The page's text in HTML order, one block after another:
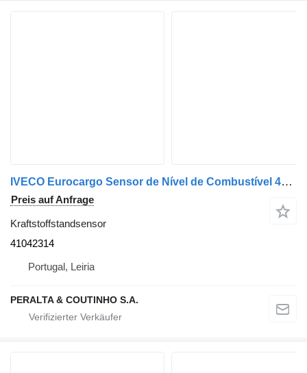
IVECO Eurocargo Sensor de Nível de Combustível 41042314 Kraftstoffstandsensor für IVECO LKW
Preis auf Anfrage
Kraftstoffstandsensor
41042314
Portugal, Leiria
PERALTA & COUTINHO S.A.